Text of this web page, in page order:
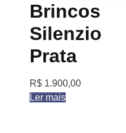
Brincos
Silenzio
Prata
R$ 1.900,00
Ler mais